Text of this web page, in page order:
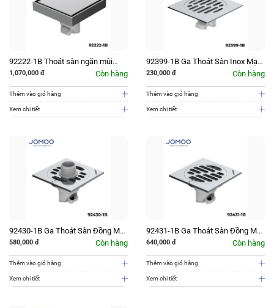
92222-1B Thoát sàn ngăn mùi
JOMOO
1,070,000 đ Còn hàng
Thêm vào giỏ hàng
Xem chi tiết
92399-1B Ga Thoát Sàn Inox Mạ
Crom JOMOO
230,000 đ Còn hàng
Thêm vào giỏ hàng
Xem chi tiết
92430-1B Ga Thoát Sàn Đồng Mạ
Chrome JOMOO
580,000 đ Còn hàng
Thêm vào giỏ hàng
Xem chi tiết
92431-1B Ga Thoát Sàn Đồng Mạ
Crom JOMOO
640,000 đ Còn hàng
Thêm vào giỏ hàng
Xem chi tiết